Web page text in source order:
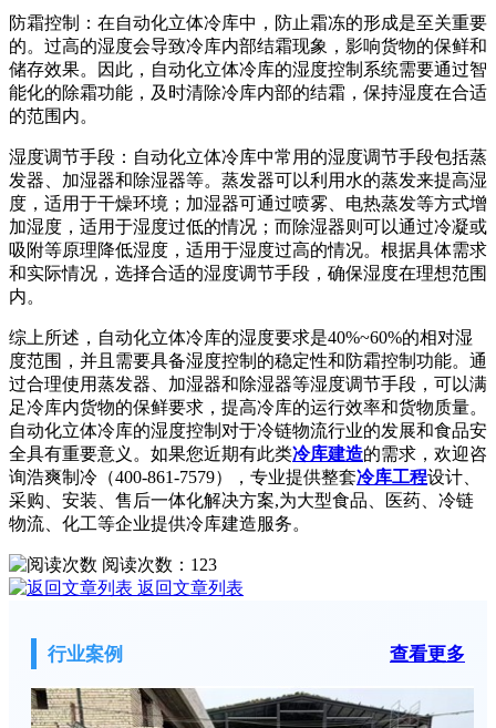
防霜控制：在自动化立体冷库中，防止霜冻的形成是至关重要
的。过高的湿度会导致冷库内部结霜现象，影响货物的保鲜和
储存效果。因此，自动化立体冷库的湿度控制系统需要通过智
能化的除霜功能，及时清除冷库内部的结霜，保持湿度在合适
的范围内。
湿度调节手段：自动化立体冷库中常用的湿度调节手段包括蒸
发器、加湿器和除湿器等。蒸发器可以利用水的蒸发来提高湿
度，适用于干燥环境；加湿器可通过喷雾、电热蒸发等方式增
加湿度，适用于湿度过低的情况；而除湿器则可以通过冷凝或
吸附等原理降低湿度，适用于湿度过高的情况。根据具体需求
和实际情况，选择合适的湿度调节手段，确保湿度在理想范围
内。
综上所述，自动化立体冷库的湿度要求是40%~60%的相对湿
度范围，并且需要具备湿度控制的稳定性和防霜控制功能。通
过合理使用蒸发器、加湿器和除湿器等湿度调节手段，可以满
足冷库内货物的保鲜要求，提高冷库的运行效率和货物质量。
自动化立体冷库的湿度控制对于冷链物流行业的发展和食品安
全具有重要意义。如果您近期有此类冷库建造的需求，欢迎咨
询浩爽制冷（400-861-7579），专业提供整套冷库工程设计、
采购、安装、售后一体化解决方案,为大型食品、医药、冷链
物流、化工等企业提供冷库建造服务。
阅读次数： 123
返回文章列表
行业案例 查看更多